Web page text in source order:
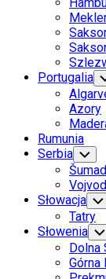
Portugalia
Azory
Rumunia
Serbia Toggle
Child
Menu
Słowacja
Tatry
Słowenia
Dolna
Górna